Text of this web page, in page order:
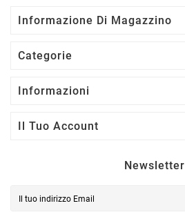
Informazione Di Magazzino
Categorie
Informazioni
Il Tuo Account
Newsletter